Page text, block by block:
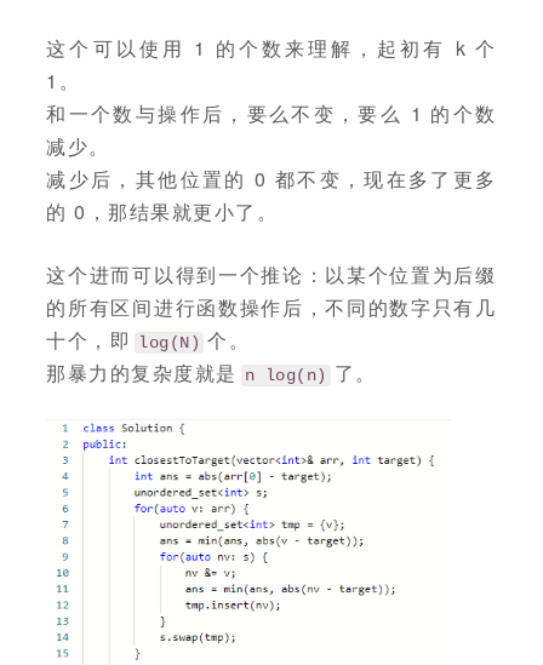
这个可以使用 1 的个数来理解，起初有 k 个
1。
和一个数与操作后，要么不变，要么 1 的个数
减少。
减少后，其他位置的 0 都不变，现在多了更多
的 0，那结果就更小了。
这个进而可以得到一个推论：以某个位置为后缀
的所有区间进行函数操作后，不同的数字只有几
十个，即
log(N) 个。
那暴力的复杂度就是
n log(n) 了。